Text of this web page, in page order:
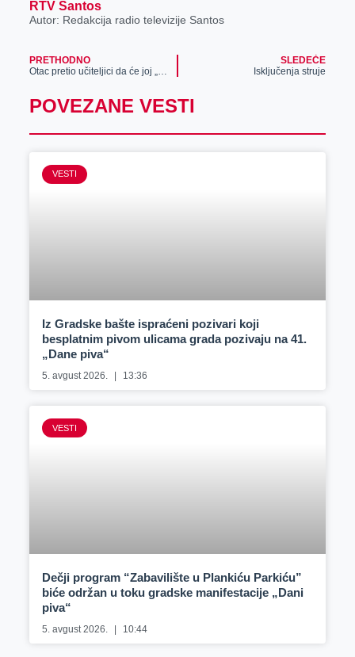
RTV Santos
Autor: Redakcija radio televizije Santos
PRETHODNO
Otac pretio učiteljici da će joj „SKINUTI GLAVU“, zato što je njegovo dete plakalo
SLEDEĆE
Isključenja struje
POVEZANE VESTI
VESTI
Iz Gradske bašte ispraćeni pozivari koji
besplatnim pivom ulicama grada pozivaju na 41.
„Dane piva“
5. avgust 2026. 13:36
VESTI
Dečji program “Zabavilište u Plankiću Parkiću”
biće održan u toku gradske manifestacije „Dani
piva“
5. avgust 2026. 10:44